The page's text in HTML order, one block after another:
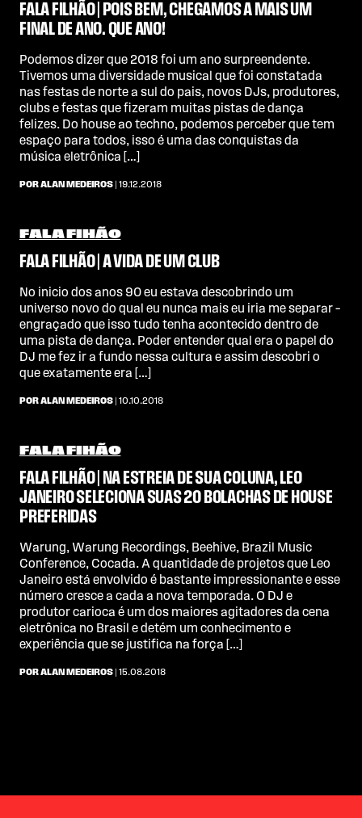
FALA FILHÃO | POIS BEM, CHEGAMOS A MAIS UM
FINAL DE ANO. QUE ANO!
Podemos dizer que 2018 foi um ano surpreendente.
Tivemos uma diversidade musical que foi constatada
nas festas de norte a sul do pais, novos DJs, produtores,
clubs e festas que fizeram muitas pistas de dança
felizes. Do house ao techno, podemos perceber que tem
espaço para todos, isso é uma das conquistas da
música eletrônica […]
POR ALAN MEDEIROS | 19.12.2018
FALA FIHÃO
FALA FILHÃO | A VIDA DE UM CLUB
No inicio dos anos 90 eu estava descobrindo um
universo novo do qual eu nunca mais eu iria me separar –
engraçado que isso tudo tenha acontecido dentro de
uma pista de dança. Poder entender qual era o papel do
DJ me fez ir a fundo nessa cultura e assim descobri o
que exatamente era […]
POR ALAN MEDEIROS | 10.10.2018
FALA FIHÃO
FALA FILHÃO | NA ESTREIA DE SUA COLUNA, LEO
JANEIRO SELECIONA SUAS 20 BOLACHAS DE HOUSE
PREFERIDAS
Warung, Warung Recordings, Beehive, Brazil Music
Conference, Cocada. A quantidade de projetos que Leo
Janeiro está envolvido é bastante impressionante e esse
número cresce a cada a nova temporada. O DJ e
produtor carioca é um dos maiores agitadores da cena
eletrônica no Brasil e detém um conhecimento e
experiência que se justifica na força […]
POR ALAN MEDEIROS | 15.08.2018